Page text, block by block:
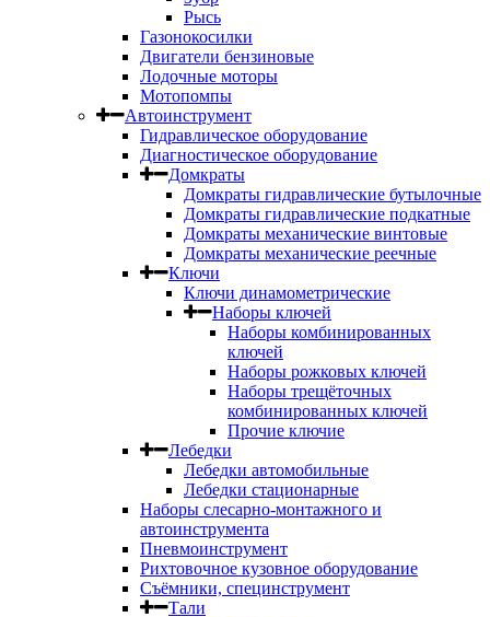
Рысь
Газонокосилки
Двигатели бензиновые
Лодочные моторы
Мотопомпы
Автоинструмент
Гидравлическое оборудование
Диагностическое оборудование
Домкраты
Домкраты гидравлические бутылочные
Домкраты гидравлические подкатные
Домкраты механические винтовые
Домкраты механические реечные
Ключи
Ключи динамометрические
Наборы ключей
Наборы комбинированных
ключей
Наборы рожковых ключей
Наборы трещёточных
комбинированных ключей
Прочие ключие
Лебедки
Лебедки автомобильные
Лебедки стационарные
Наборы слесарно-монтажного и
автоинструмента
Пневмоинструмент
Рихтовочное кузовное оборудование
Съёмники, специнструмент
Тали